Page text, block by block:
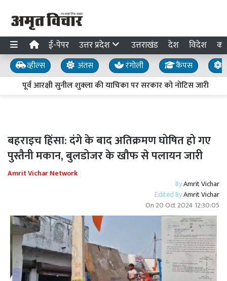
ई-पेपर उत्तर प्रदेश उत्तराखंड देश विदेश
व्हील्स अंतस रंगोली कैंपस
पूर्व आरक्षी सुनील शुक्ला की याचिका पर सरकार को नोटिस जारी
बहराइच हिंसा: दंगे के बाद अतिक्रमण घोषित हो गए
पुस्तैनी मकान, बुलडोजर के खौफ से पलायन जारी
Amrit Vichar Network
ByAmrit Vichar
Edited ByAmrit Vichar
On 20 Oct 2024 12:30:05